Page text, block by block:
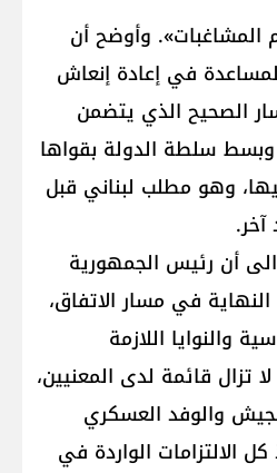
المشاغبات». وأوضح أن
في إعادة إنعاش
الصحيح الذي يتضمن
وبسط سلطة الدولة بقواها
وهو مطلب لبناني قبل
أن رئيس الجمهورية
في مسار الاتفاق،
والنوايا اللازمة
تزال قائمة لدى المعنيين،
والوفد العسكري
كل الالتزامات الواردة في